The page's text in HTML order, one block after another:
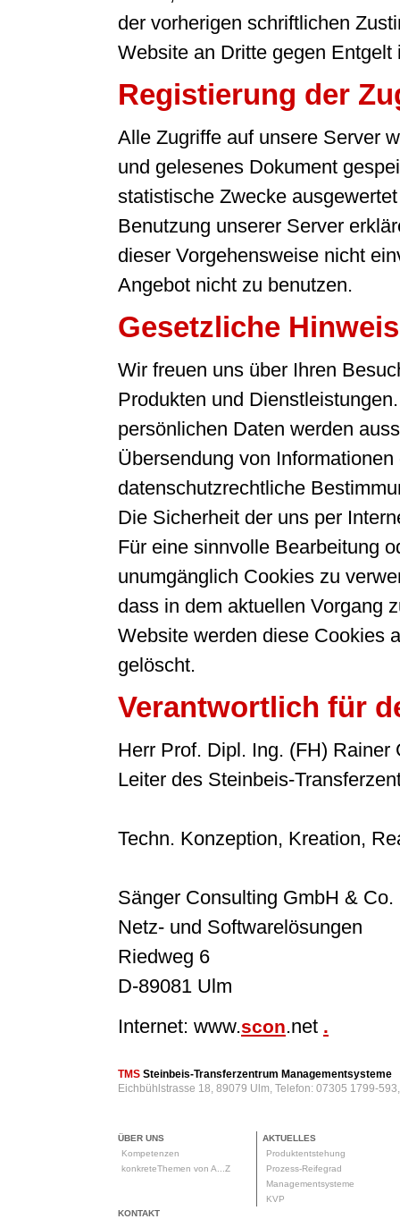
der vorherigen schriftlichen
Website an Dritte gegen Entgelt
Registierung der
Alle Zugriffe auf unsere Server
und gelesenes Dokument
statistische Zwecke
Benutzung unserer Server
dieser Vorgehensweise nicht
Angebot nicht zu benutzen.
Gesetzliche
Wir freuen uns über Ihren
Produkten und
persönlichen Daten werden
Übersendung von
datenschutzrechtliche
Die Sicherheit der uns per
Für eine sinnvolle Bearbeitung
unumgänglich Cookies zu
dass in dem aktuellen Vorgang
Website werden diese Cookies
gelöscht.
Verantwortlich für
Herr Prof. Dipl. Ing. (FH) Rainer
Leiter des Steinbeis-
Techn. Konzeption, Kreation,
Sänger Consulting GmbH & Co.
Netz- und Softwarelösungen
Riedweg 6
D-89081 Ulm
Internet: www.scon.net .
TMS Steinbeis-Transferzentrum Managementsysteme
Eichbühlstrasse 18, 89079 Ulm, Telefon: 07305 1799-
ÜBER UNS
Kompetenzen
konkreteThemen von A...Z
AKTUELLES
Produktentstehung
Prozess-Reifegrad
Managementsysteme
KVP
KONTAKT